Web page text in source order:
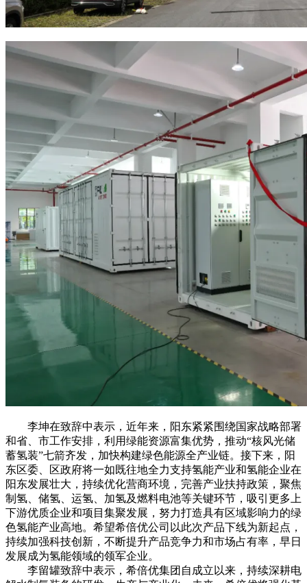
李坤在致辞中表示，近年来，阳东紧紧围绕国家战略部署
和省、市工作安排，利用绿能资源富集优势，推动“核风光储
蓄氢装”七箭齐发，加快构建绿色能源全产业链。接下来，阳
东区委、区政府将一如既往地全力支持氢能产业和氢能企业在
阳东发展壮大，持续优化营商环境，完善产业扶持政策，聚焦
制氢、储氢、运氢、加氢及燃料电池等关键环节，吸引更多上
下游优质企业和项目集聚发展，努力打造具有区域影响力的绿
色氢能产业高地。希望希倍优公司以此次产品下线为新起点，
持续加强科技创新，不断提升产品竞争力和市场占有率，早日
发展成为氢能领域的领军企业。
李留罐致辞中表示，希倍优集团自成立以来，持续深耕电